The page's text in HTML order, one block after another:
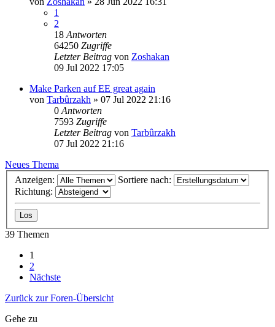
1
2
18 Antworten
64250 Zugriffe
Letzter Beitrag von Zoshakan
09 Jul 2022 17:05
Make Parken auf EE great again
von Tarbûrzakh » 07 Jul 2022 21:16
0 Antworten
7593 Zugriffe
Letzter Beitrag von Tarbûrzakh
07 Jul 2022 21:16
Neues Thema
Anzeigen:
Sortiere nach:
Richtung:
39 Themen
1
2
Nächste
Zurück zur Foren-Übersicht
Gehe zu